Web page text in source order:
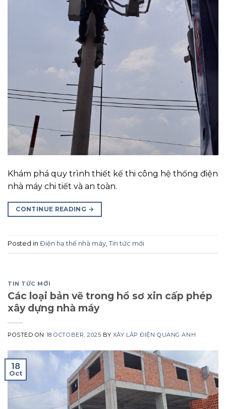
Khám phá quy trình thiết kế thi công hệ thống điện
nhà máy chi tiết và an toàn.
CONTINUE READING →
Posted in Điện hạ thế nhà máy, Tin tức mới
TIN TỨC MỚI
Các loại bản vẽ trong hồ sơ xin cấp phép
xây dựng nhà máy
POSTED ON 18 OCTOBER, 2025 BY XÂY LẮP ĐIỆN QUANG ANH
18
Oct